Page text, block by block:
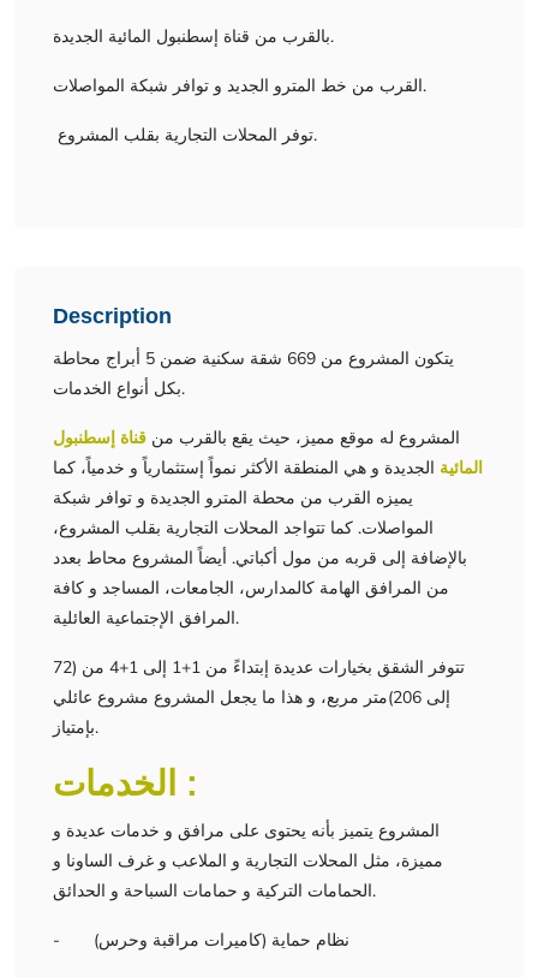
بالقرب من قناة إسطنبول المائية الجديدة.
القرب من خط المترو الجديد و توافر شبكة المواصلات.
توفر المحلات التجارية بقلب المشروع.
Description
يتكون المشروع من 669 شقة سكنية ضمن 5 أبراج محاطة
بكل أنواع الخدمات.
المشروع له موقع مميز، حيث يقع بالقرب من قناة إسطنبول
المائية الجديدة و هي المنطقة الأكثر نمواً إستثمارياً و خدمياً، كما
يميزه القرب من محطة المترو الجديدة و توافر شبكة
المواصلات. كما تتواجد المحلات التجارية بقلب المشروع،
بالإضافة إلى قربه من مول أكباتي. أيضاً المشروع محاط بعدد
من المرافق الهامة كالمدارس، الجامعات، المساجد و كافة
المرافق الإجتماعية العائلية.
تتوفر الشقق بخيارات عديدة إبتداءً من 1+1 إلى 1+4 من (72
إلى 206)متر مربع، و هذا ما يجعل المشروع مشروع عائلي
بإمتياز.
الخدمات :
المشروع يتميز بأنه يحتوى على مرافق و خدمات عديدة و
مميزة، مثل المحلات التجارية و الملاعب و غرف الساونا و
الحمامات التركية و حمامات السباحة و الحدائق.
- نظام حماية (كاميرات مراقبة وحرس)